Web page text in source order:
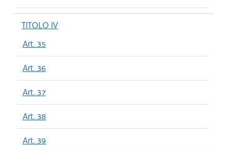
TITOLO IV
Art. 35
Art. 36
Art. 37
Art. 38
Art. 39